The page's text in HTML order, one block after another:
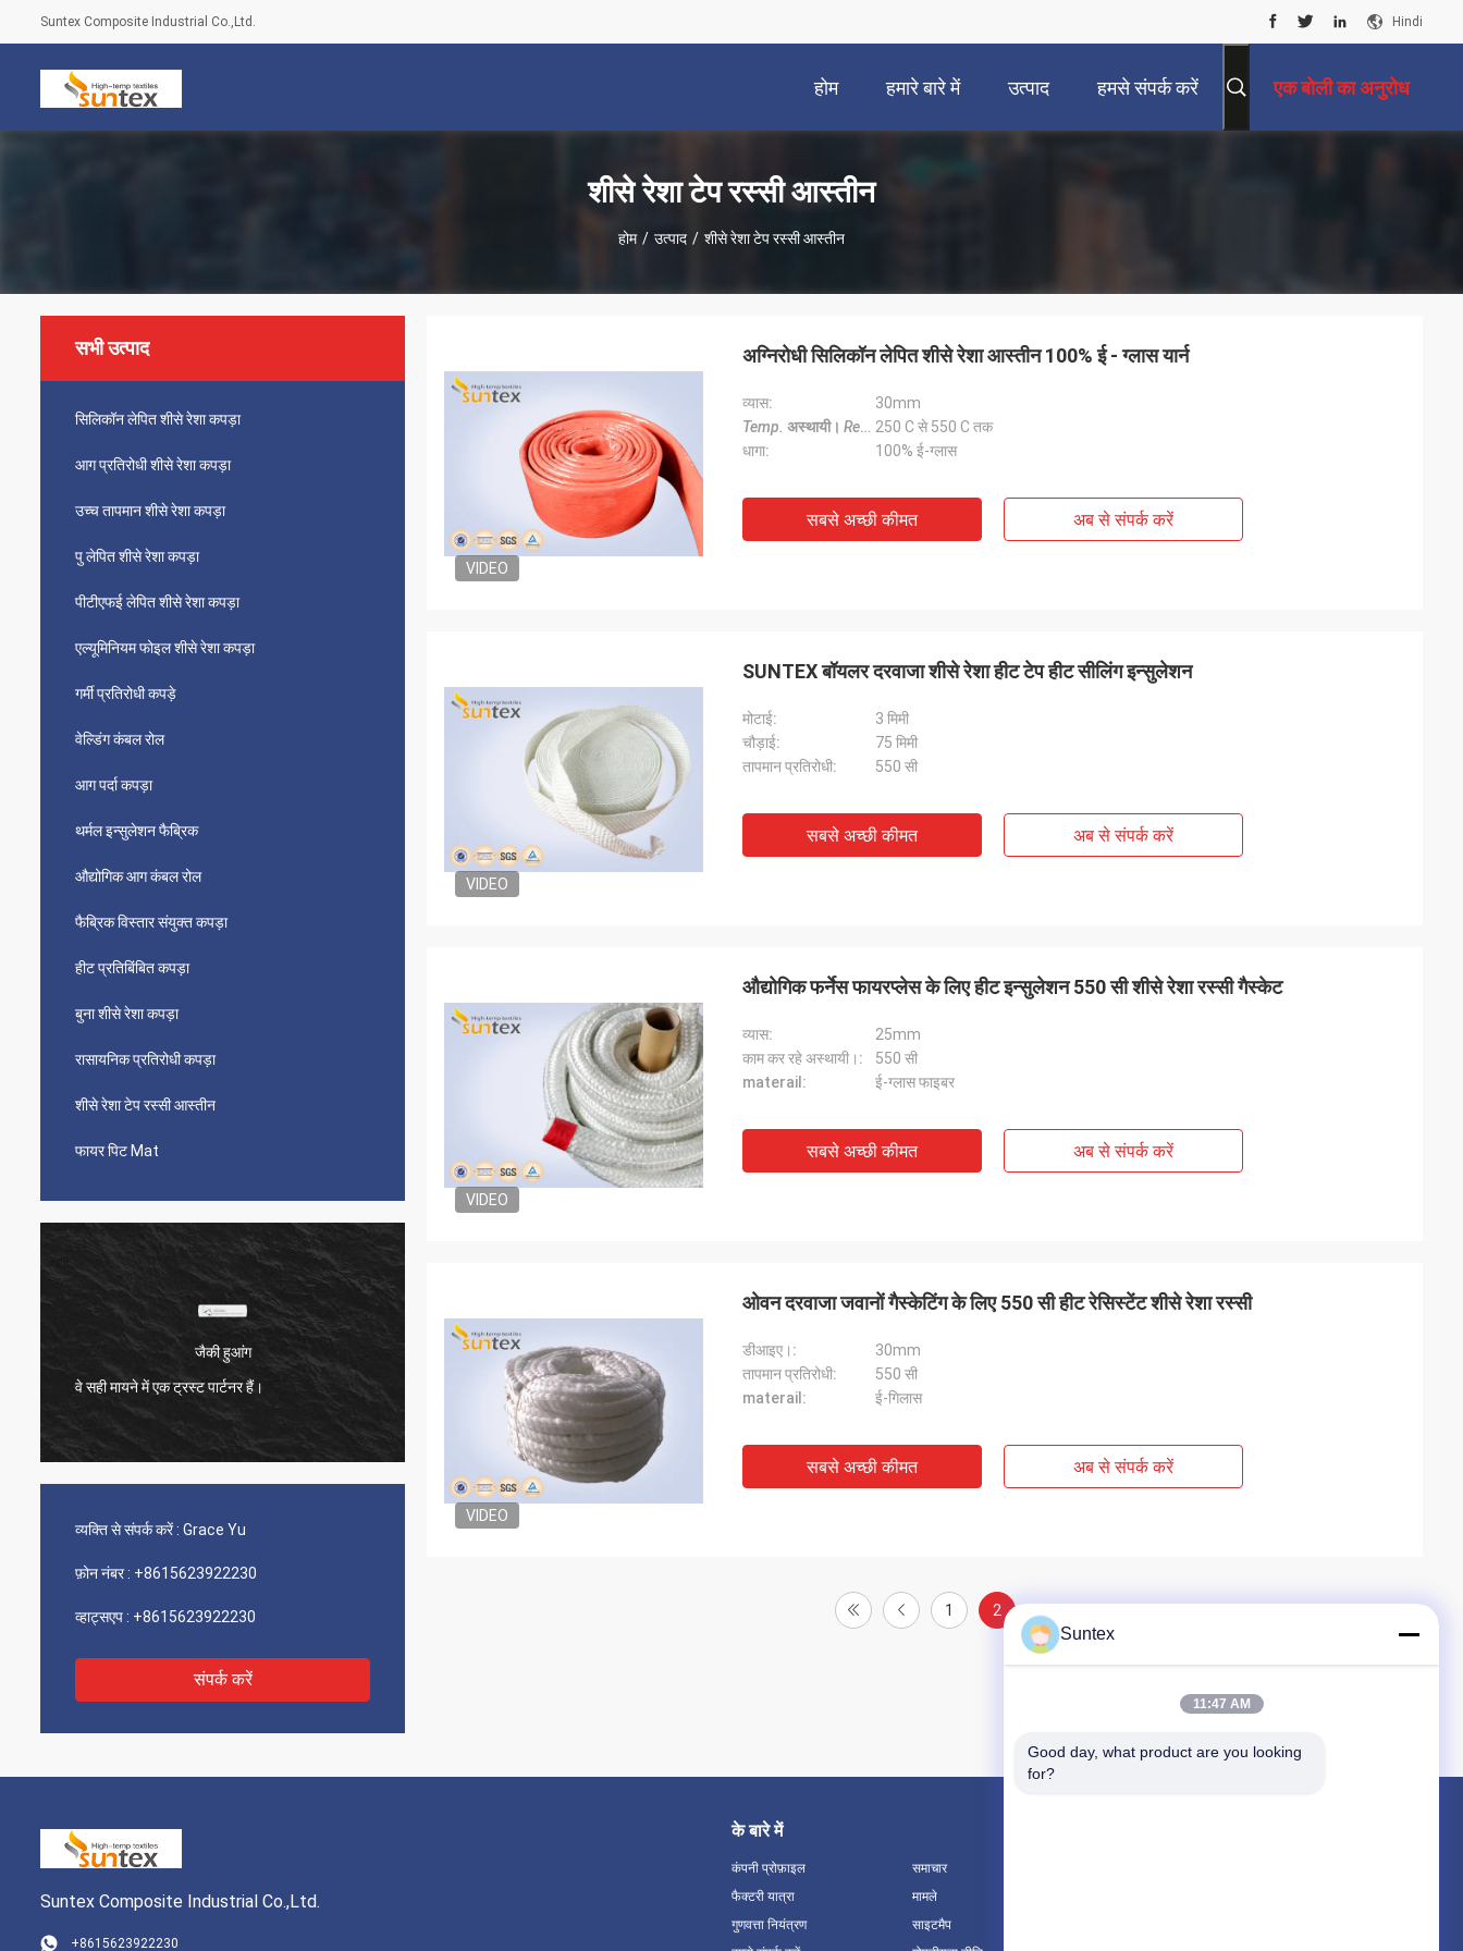
Suntex Composite Industrial Co.,Ltd. Hindi
होम हमारे बारे में उत्पाद हमसे संपर्क करें एक बोली का अनुरोध
शीसे रेशा टेप रस्सी आस्तीन
होम / उत्पाद / शीसे रेशा टेप रस्सी आस्तीन
सभी उत्पाद
सिलिकॉन लेपित शीसे रेशा कपड़ा
आग प्रतिरोधी शीसे रेशा कपड़ा
उच्च तापमान शीसे रेशा कपड़ा
पु लेपित शीसे रेशा कपड़ा
पीटीएफई लेपित शीसे रेशा कपड़ा
एल्यूमिनियम फोइल शीसे रेशा कपड़ा
गर्मी प्रतिरोधी कपड़े
वेल्डिंग कंबल रोल
आग पर्दा कपड़ा
थर्मल इन्सुलेशन फैब्रिक
औद्योगिक आग कंबल रोल
फैब्रिक विस्तार संयुक्त कपड़ा
हीट प्रतिबिंबित कपड़ा
बुना शीसे रेशा कपड़ा
रासायनिक प्रतिरोधी कपड़ा
शीसे रेशा टेप रस्सी आस्तीन
फायर पिट Mat
जैकी हुआंग
वे सही मायने में एक ट्रस्ट पार्टनर हैं।
हम Suntex के साथ 10 वर्षों से काम कर रहे हैं, वे गुणवत्ता
को हमेशा स्थिर रखते हैं।
वे सही मायने में एक ट्रस्ट पार्टनर हैं।
व्यक्ति से संपर्क करें : Grace Yu
फ़ोन नंबर : +8615623922230
व्हाट्सएप : +8615623922230
संपर्क करें
VIDEO
अग्निरोधी सिलिकॉन लेपित शीसे रेशा आस्तीन 100% ई - ग्लास यार्न
व्यास:
30mm
Temp. अस्थायी। Resistance प्रतिरोध:
250 C से 550 C तक
धागा:
100% ई-ग्लास
सबसे अच्छी कीमत अब से संपर्क करें
VIDEO
SUNTEX बॉयलर दरवाजा शीसे रेशा हीट टेप हीट सीलिंग इन्सुलेशन
मोटाई:
3 मिमी
चौड़ाई:
75 मिमी
तापमान प्रतिरोधी:
550 सी
सबसे अच्छी कीमत अब से संपर्क करें
VIDEO
औद्योगिक फर्नेस फायरप्लेस के लिए हीट इन्सुलेशन 550 सी शीसे रेशा रस्सी गैस्केट
व्यास:
25mm
काम कर रहे अस्थायी।:
550 सी
materail:
ई-ग्लास फाइबर
सबसे अच्छी कीमत अब से संपर्क करें
VIDEO
ओवन दरवाजा जवानों गैस्केटिंग के लिए 550 सी हीट रेसिस्टेंट शीसे रेशा रस्सी
डीआइए।:
30mm
तापमान प्रतिरोधी:
550 सी
materail:
ई-गिलास
सबसे अच्छी कीमत अब से संपर्क करें
1 2
Suntex Composite Industrial Co.,Ltd.
+8615623922230
के बारे में
कंपनी प्रोफ़ाइल
फैक्टरी यात्रा
गुणवत्ता नियंत्रण
समाचार
मामले
साइटमैप
Suntex
11:47 AM
Good day, what product are you looking
for?